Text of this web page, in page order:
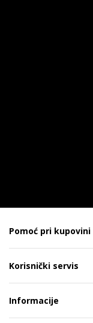
Pomoć pri kupovini
Korisnički servis
Informacije